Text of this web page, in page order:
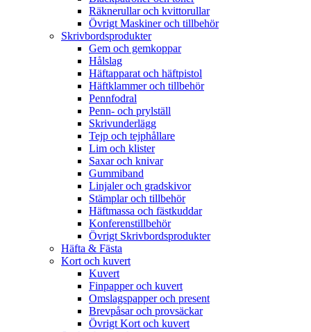
Räknerullar och kvittorullar
Övrigt Maskiner och tillbehör
Skrivbordsprodukter
Gem och gemkoppar
Hålslag
Häftapparat och häftpistol
Häftklammer och tillbehör
Pennfodral
Penn- och prylställ
Skrivunderlägg
Tejp och tejphållare
Lim och klister
Saxar och knivar
Gummiband
Linjaler och gradskivor
Stämplar och tillbehör
Häftmassa och fästkuddar
Konferenstillbehör
Övrigt Skrivbordsprodukter
Häfta & Fästa
Kort och kuvert
Kuvert
Finpapper och kuvert
Omslagspapper och present
Brevpåsar och provsäckar
Övrigt Kort och kuvert